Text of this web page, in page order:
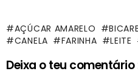
AÇÚCAR AMARELO
CANELA
FARINHA LEITE
Deixa o teu comentário